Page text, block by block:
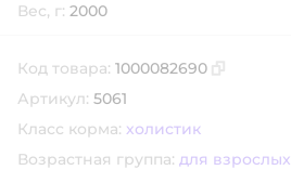
Вес, г: 2000
Код товара: 1000082690
Артикул: 5061
Класс корма: холистик
Возрастная группа: для взрослых